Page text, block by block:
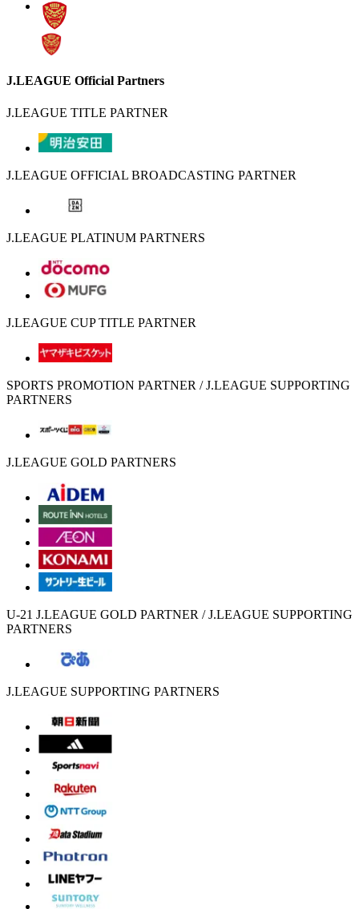
J.LEAGUE Official Partners
J.LEAGUE TITLE PARTNER
J.LEAGUE OFFICIAL BROADCASTING PARTNER
J.LEAGUE PLATINUM PARTNERS
J.LEAGUE CUP TITLE PARTNER
SPORTS PROMOTION PARTNER / J.LEAGUE SUPPORTING
PARTNERS
J.LEAGUE GOLD PARTNERS
U-21 J.LEAGUE GOLD PARTNER / J.LEAGUE SUPPORTING
PARTNERS
J.LEAGUE SUPPORTING PARTNERS